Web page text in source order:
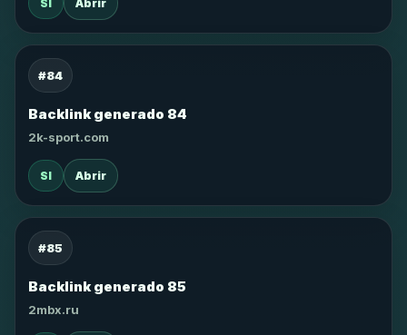
SI Abrir
#84
Backlink generado 84
2k-sport.com
SI Abrir
#85
Backlink generado 85
2mbx.ru